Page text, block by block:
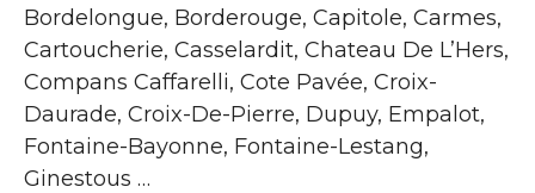
Bordelongue, Borderouge, Capitole, Carmes,
Cartoucherie, Casselardit, Chateau De L’Hers,
Compans Caffarelli, Cote Pavée, Croix-
Daurade, Croix-De-Pierre, Dupuy, Empalot,
Fontaine-Bayonne, Fontaine-Lestang,
Ginestous …